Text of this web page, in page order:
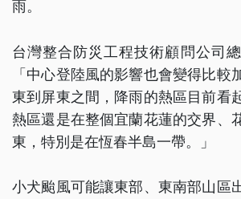
雨。
台灣整合防災工程技術顧問公司
「中心登陸風的影響也會變得比較
東到屏東之間，降雨的熱區目前看
熱區還是在整個宜蘭花蓮的交界、
東，特別是在恆春半島一帶。」
小犬颱風可能讓東部、東南部山區